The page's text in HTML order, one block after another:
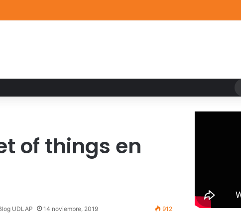
fortalece su acervo con nuevas obras de artistas emergentes y
of things en
UDLAP 14 noviembre, 2019 912